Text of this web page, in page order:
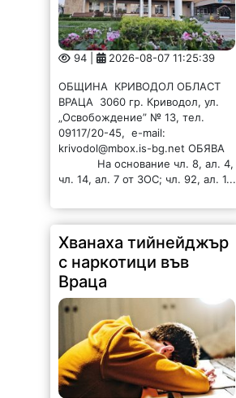
94 | 2026-08-07 11:25:39
ОБЩИНА КРИВОДОЛ ОБЛАСТ
ВРАЦА 3060 гр. Криводол, ул.
„Освобождение” № 13, тел.
09117/20-45, e-mail:
krivodol@mbox.is-bg.net ОБЯВА
На основание чл. 8, ал. 4,
чл. 14, ал. 7 от ЗОС; чл. 92, ал. 1...
Хванаха тийнейджър
с наркотици във
Враца